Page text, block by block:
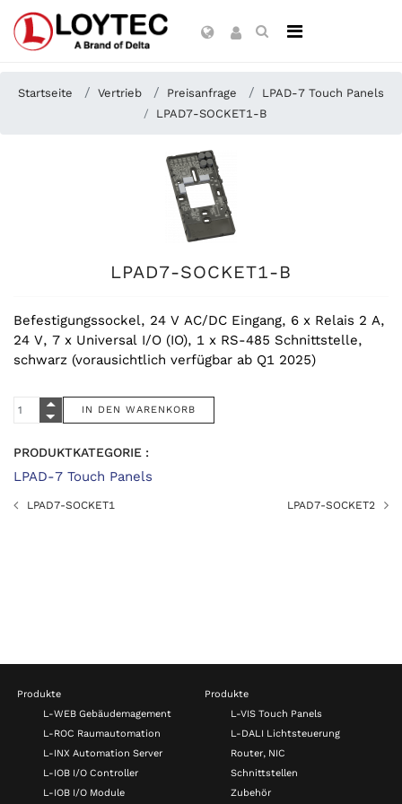
Startseite Vertrieb Preisanfrage
LPAD-7 Touch Panels
LPAD7-SOCKET1-B
LPAD7-SOCKET1-B
Befestigungssockel, 24 V AC/DC Eingang, 6 x Relais 2 A,
24 V, 7 x Universal I/O (IO), 1 x RS-485 Schnittstelle,
schwarz (vorausichtlich verfügbar ab Q1 2025)
PRODUKTKATEGORIE :
LPAD-7 Touch Panels
LPAD7-SOCKET1 LPAD7-SOCKET2
Produkte
L-WEB Gebäudemagement
L-ROC Raumautomation
L-INX Automation Server
L-IOB I/O Controller
L-IOB I/O Module
Produkte
L-VIS Touch Panels
L-DALI Lichtsteuerung
Router, NIC
Schnittstellen
Zubehör